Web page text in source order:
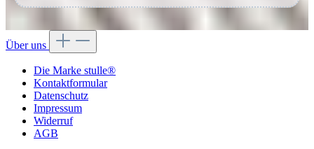
Über uns
Die Marke stulle®
Kontaktformular
Datenschutz
Impressum
Widerruf
AGB